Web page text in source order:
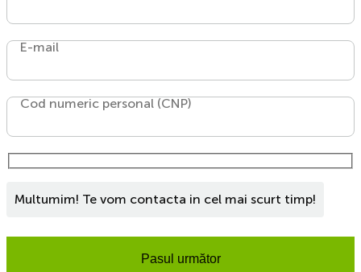
E-mail
Cod numeric personal (CNP)
Multumim! Te vom contacta in cel mai scurt timp!
Pasul următor